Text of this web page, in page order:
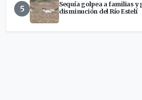
5
Sequía golpea a familias y
disminución del Río Estelí